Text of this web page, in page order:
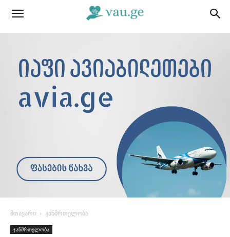
მთავარი ჯანმრთელობა
ჯანმრთელობა